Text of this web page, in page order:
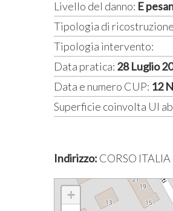
Livello del danno: E
Tipologia di
Tipologia intervento:
Data pratica: 28 Luglio
Data e numero CUP: 12
Superficie coinvolta UI
Indirizzo: CORSO
+